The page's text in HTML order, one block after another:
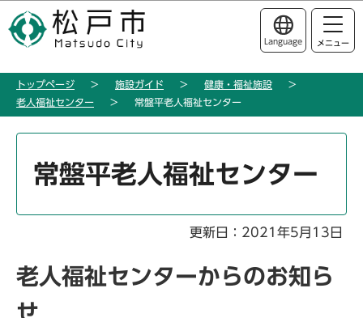
の
ー
このページの本文へ移動
Language メニュー
トップページ 施設ガイド
健康・福祉施設
老人福祉センター
常盤平老人福祉センター
常盤平老人福祉センター
更新日：2021年5月13日
老人福祉センターからのお知ら
せ